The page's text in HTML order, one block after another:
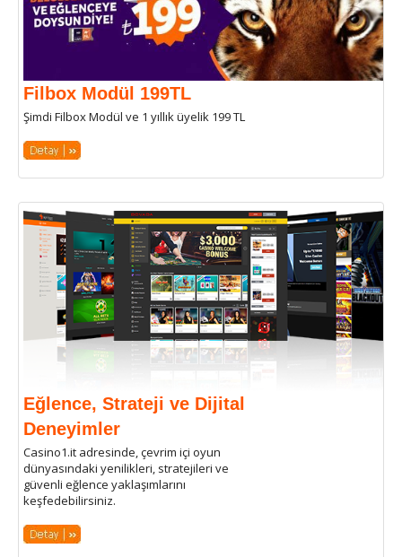
Filbox Modül 199TL
Şimdi Filbox Modül ve 1 yıllık üyelik 199 TL
Eğlence, Strateji ve Dijital
Deneyimler
Casino1.it adresinde, çevrim içi oyun
dünyasındaki yenilikleri, stratejileri ve
güvenli eğlence yaklaşımlarını
keşfedebilirsiniz.